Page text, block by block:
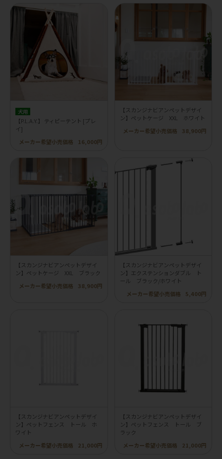
犬用
【P.L.A.Y.】 ティピーテント [プレ
イ]
メーカー希望小売価格
16,000円
【スカンジナビアンペットデザイ
ン】ペットケージ XXL ホワイト
メーカー希望小売価格
38,900円
【スカンジナビアンペットデザイ
ン】ペットケージ XXL ブラック
メーカー希望小売価格
38,900円
【スカンジナビアンペットデザイ
ン】エクステンションダブル ト
ール ブラック/ホワイト
メーカー希望小売価格
5,400円
【スカンジナビアンペットデザイ
ン】ペットフェンス トール ホ
ワイト
メーカー希望小売価格
21,000円
【スカンジナビアンペットデザイ
ン】ペットフェンス トール ブ
ラック
メーカー希望小売価格
21,000円